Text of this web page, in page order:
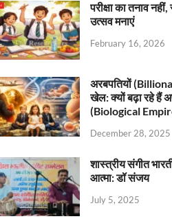
परीक्षा का तनाव
उत्सव मनाएं
February 16, 2026
अरबपतियों
खेल: क्यों बढ़ा रहे हैं
(Biological
December 28, 2025
शास्त्रीय संगीत
आत्मा: डॉ संजय
July 5, 2025